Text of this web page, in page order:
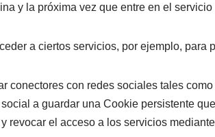
y la próxima vez que entre en el
a ciertos servicios, por ejemplo, para
conectores con redes sociales tales
a guardar una Cookie persistente
revocar el acceso a los servicios